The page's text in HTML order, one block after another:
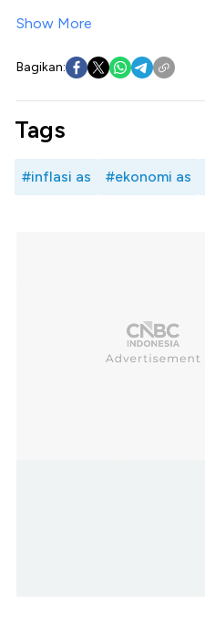
Show More
Bagikan:
Tags
#inflasi as #ekonomi as